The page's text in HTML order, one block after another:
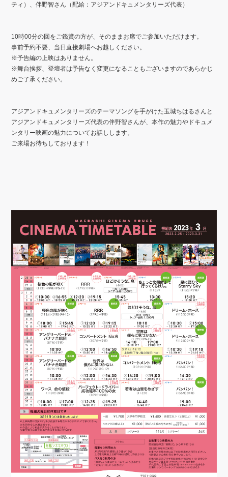
ティ）、伴野智さん（配給：アジアンドキュメンタリーズ代表）
10時00分の回をご鑑賞の方が、そのままお席でご参加いただけます。
事前予約不要、当日直接劇場へお越しください。
※予告編の上映はありません。
※舞台挨拶、登壇者は予告なく変更になることもございますのであらかじ
めご了承ください。
アジアンドキュメンタリーズのテーマソングを手がけた玉城ちはるさんと
アジアンドキュメンタリーズ代表の伴野智さんが、本作の魅力やドキュメ
ンタリー映画の魅力についてお話しします。
ご来場お待ちしております！